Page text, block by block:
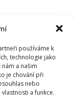
používáme k
technologie jako
a našim
je chování při
nebo
a funkce.
přihrne do...